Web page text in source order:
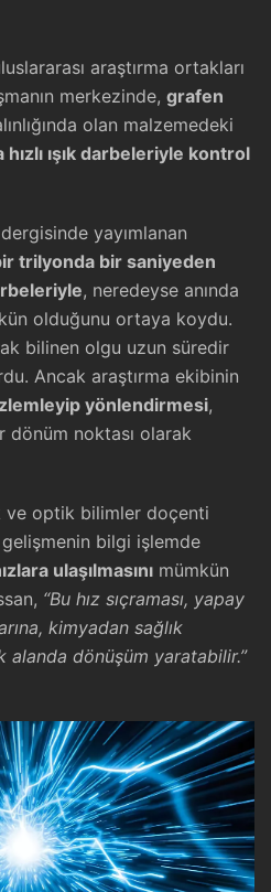
araştırma ortakları
merkezinde, grafen
olan malzemedeki
hızlı ışık darbeleriyle kontrol
yayımlanan
trilyonda bir saniyeden
, neredeyse anında
olduğunu ortaya koydu.
bilinen olgu uzun süredir
Ancak araştırma ekibinin
yönlendirmesi,
dönüm noktası olarak
optik bilimler doçenti
bilgi işlemde
ulaşılmasını mümkün
“Bu hız sıçraması, yapay
kimyadan sağlık
dönüşüm yaratabilir.”